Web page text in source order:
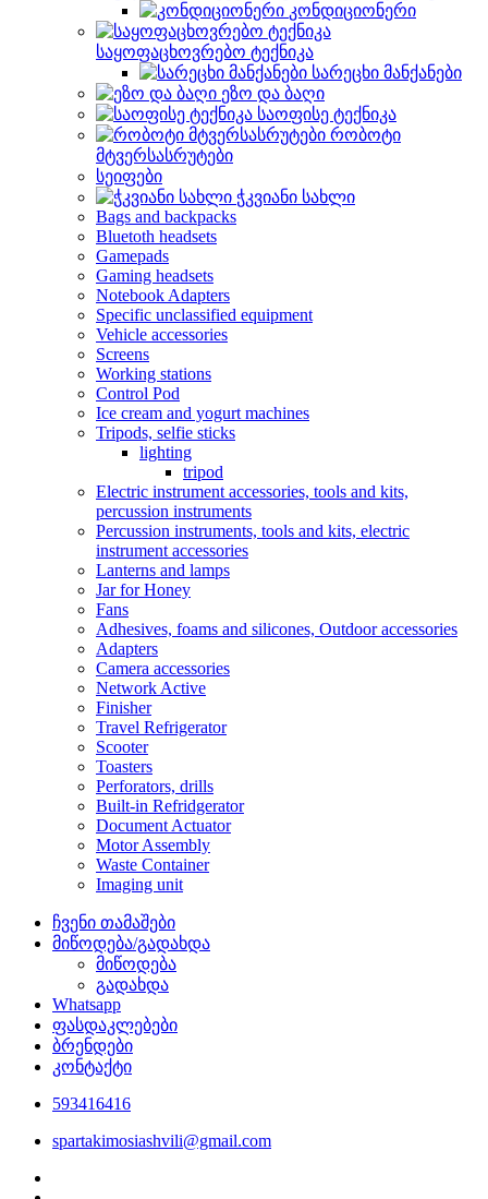
კონდიციონერი
საყოფაცხოვრებო ტექნიკა
სარეცხი მანქანები
ეზო და ბაღი
საოფისე ტექნიკა
რობოტი
მტვერსასრუტები
სეიფები
ჭკვიანი სახლი
Bags and backpacks
Bluetoth headsets
Gamepads
Gaming headsets
Notebook Adapters
Specific unclassified equipment
Vehicle accessories
Screens
Working stations
Control Pod
Ice cream and yogurt machines
Tripods, selfie sticks
lighting
tripod
Electric instrument accessories, tools and kits,
percussion instruments
Percussion instruments, tools and kits, electric
instrument accessories
Lanterns and lamps
Jar for Honey
Fans
Adhesives, foams and silicones, Outdoor accessories
Adapters
Camera accessories
Network Active
Finisher
Travel Refrigerator
Scooter
Toasters
Perforators, drills
Built-in Refridgerator
Document Actuator
Motor Assembly
Waste Container
Imaging unit
ჩვენი თამაშები
მიწოდება/გადახდა
მიწოდება
გადახდა
Whatsapp
ფასდაკლებები
ბრენდები
კონტაქტი
593416416
spartakimosiashvili@gmail.com